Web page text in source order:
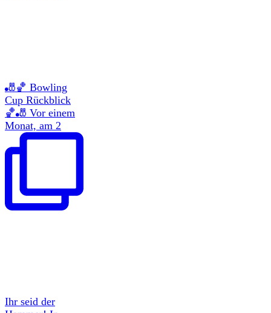
🎳🏀 Bowling
Cup Rückblick
🏀🎳 Vor einem
Monat, am 2
Ihr seid der